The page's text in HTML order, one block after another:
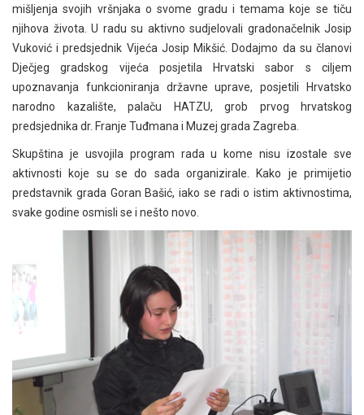
mišljenja svojih vršnjaka o svome gradu i temama koje se tiču
njihova života. U radu su aktivno sudjelovali gradonačelnik Josip
Vuković i predsjednik Vijeća Josip Mikšić. Dodajmo da su članovi
Dječjeg gradskog vijeća posjetila Hrvatski sabor s ciljem
upoznavanja funkcioniranja državne uprave, posjetili Hrvatsko
narodno kazalište, palaču HATZU, grob prvog hrvatskog
predsjednika dr. Franje Tuđmana i Muzej grada Zagreba.
Skupština je usvojila program rada u kome nisu izostale sve
aktivnosti koje su se do sada organizirale. Kako je primijetio
predstavnik grada Goran Bašić, iako se radi o istim aktivnostima,
svake godine osmisli se i nešto novo.